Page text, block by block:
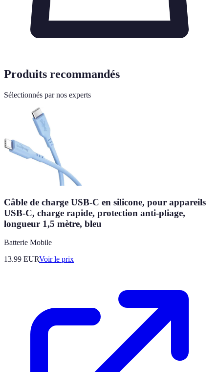
Produits recommandés
Sélectionnés par nos experts
Câble de charge USB-C en silicone, pour appareils
USB-C, charge rapide, protection anti-pliage,
longueur 1,5 mètre, bleu
Batterie Mobile
13.99 EURVoir le prix